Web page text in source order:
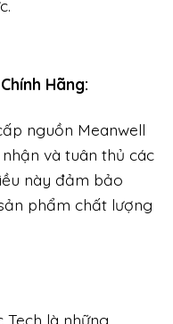
Hãng:
nguồn Meanwell
và tuân thủ các
này đảm bảo
phẩm chất lượng
Tech là những